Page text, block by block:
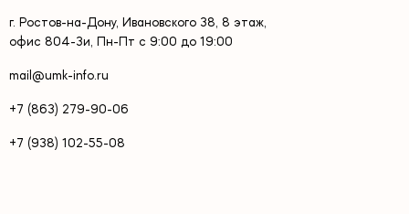
г. Ростов-на-Дону, Ивановского 38, 8 этаж,
офис 804-3и, Пн-Пт с 9:00 до 19:00
mail@umk-info.ru
+7 (863) 279-90-06
+7 (938) 102-55-08